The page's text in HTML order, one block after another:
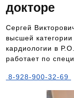
докторе
Сергей
высшей
кардиологии в
работает по
8-928-900-32-69